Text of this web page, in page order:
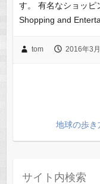
す。 有名なショッ
Shopping and
tom 2016年3
地球の歩
サイト内検索